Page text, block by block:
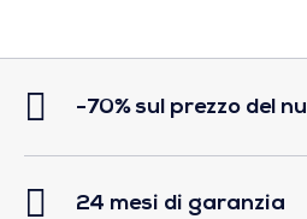
-70% sul prezzo del
24 mesi di garanzia